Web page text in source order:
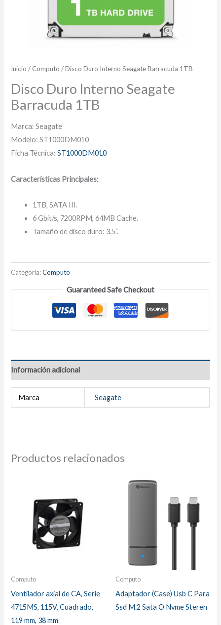
Inicio / Computo / Disco Duro Interno Seagate Barracuda 1TB
Disco Duro Interno Seagate
Barracuda 1TB
Marca: Seagate
Modelo: ST1000DM010
Ficha Técnica:ST1000DM010
Características Principales:
1TB, SATA III.
6 Gbit/s, 7200RPM, 64MB Cache.
Tamaño de disco duro: 3.5”.
Categoría:Computo
Guaranteed Safe Checkout
Información adicional
Marca Seagate
Productos relacionados
Computo
Ventilador axial de CA, Serie
4715MS, 115V, Cuadrado,
119 mm, 38 mm
Computo
Adaptador (Case) Usb C Para
Ssd M.2 Sata O Nvme Steren